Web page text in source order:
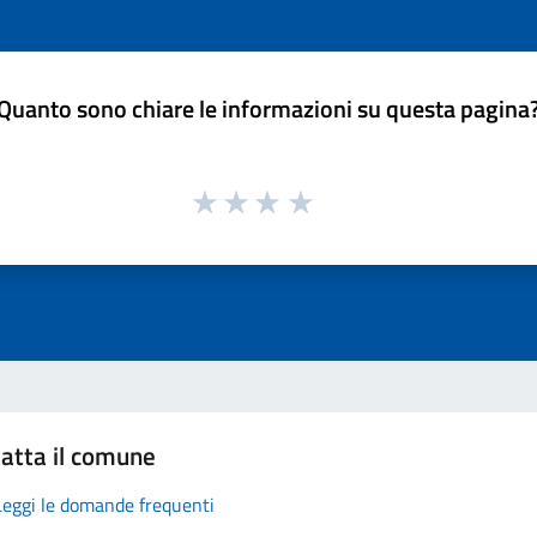
sono chiare le informazioni su questa
il comune
le domande frequenti